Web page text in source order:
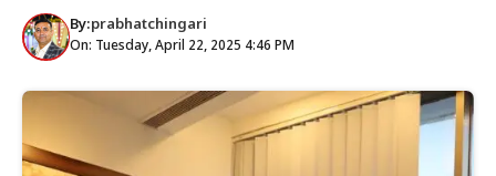
By:prabhatchingari
On: Tuesday, April 22, 2025 4:46 PM